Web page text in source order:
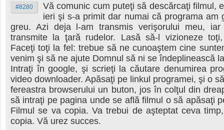
#8280
Vă comunic cum puteţi să descărcaţi filmul,
ieri şi s-a primit dar numai că programa am
greu. Azi deja l-am transmis verişorului meu,
transmite la ţară rudelor. Lasă să-l vizioneze
Faceţi toţi la fel: trebue să ne cunoaştem cine
venim şi să ne ajute Domnul să ni se îndeplinească
Intraţi în google, şi scrieţi la căutare denumirea
video downloader. Apăsaţi pe linkul programei, şi o
fereastra browserului un buton, jos în colţul din
să intraţi pe pagina unde se află filmul o să apăsaţi
Filmul se va copia. Va trebui de aşteptat ceva
copia. Vă urez succes.